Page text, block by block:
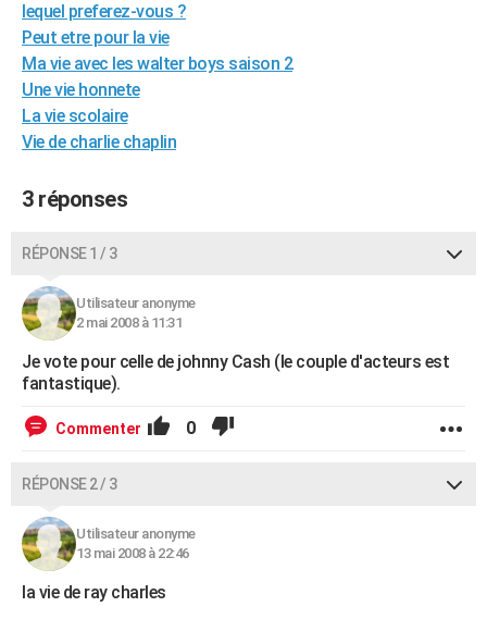
Art de vivre
Bien-être
Loisirs
Mode
Modes de vie
SANTE
Alimentation
Guide de la santé
Maladies
Médicaments
Sommeil
VOYAGE
Destinations
City break
Voyage nature
Voyage de noces
Forum
Climat
+PHOTO
BONS PLANS
CARTE DE VOEUX
Carte de Noël
Carte Bonne année
Carte Saint-Valentin
Carte Pâques
Carte d'anniversaire
DICTIONNAIRE
Dictionnaire
Biographies
Citations
Expressions
Proverbes
PROGRAMME TV
COPAINS D'AVANT
S'inscrire
Se connecter
Lycées
Collèges
Primaires
Universités
Entreprises
Service militaire
Avis de recherche
AVIS DE DÉCÈS
lequel preferez-vous ?
Peut etre pour la vie
Ma vie avec les walter boys saison 2
Une vie honnete
La vie scolaire
Vie de charlie chaplin
3 réponses
RÉPONSE 1 / 3
Utilisateur anonyme
2 mai 2008 à 11:31
Je vote pour celle de johnny Cash (le couple d'acteurs est
fantastique).
Commenter 0
RÉPONSE 2 / 3
Utilisateur anonyme
13 mai 2008 à 22:46
la vie de ray charles